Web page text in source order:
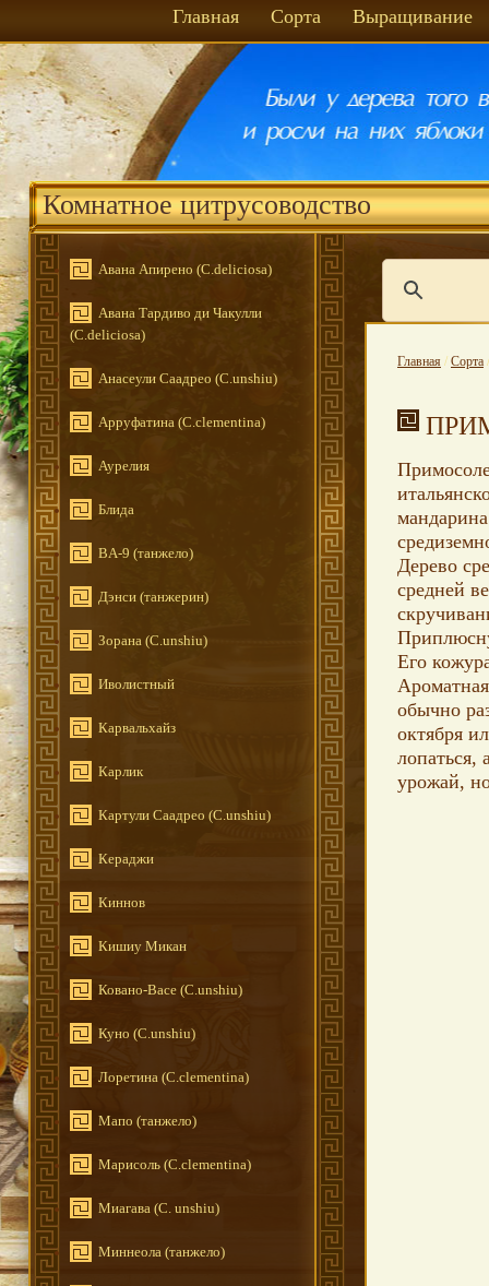
Главная Сорта Выращивание
Комнатное цитрусоводство
Авана Апирено (C.deliciosa)
Авана Тардиво ди Чакулли
(C.deliciosa)
Анасеули Саадрео (C.unshiu)
Арруфатина (C.clementina)
Аурелия
Блида
BA-9 (танжело)
Дэнси (танжерин)
Зорана (C.unshiu)
Иволистный
Карвальхайз
Карлик
Картули Саадрео (C.unshiu)
Кераджи
Киннов
Кишиу Микан
Ковано-Васе (C.unshiu)
Куно (C.unshiu)
Лоретина (C.clementina)
Мапо (танжело)
Марисоль (C.clementina)
Миагава (C. unshiu)
Миннеола (танжело)
Главная / Сорта
Дерево
средней
Его
обычно
октября
лопаться,
урожай,